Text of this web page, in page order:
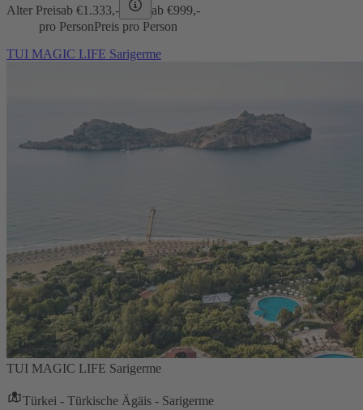
Alter Preisab €1.333,- ab €999,-
pro PersonPreis pro Person
TUI MAGIC LIFE Sarigerme
TUI MAGIC LIFE Sarigerme
Türkei - Türkische Ägäis - Sarigerme